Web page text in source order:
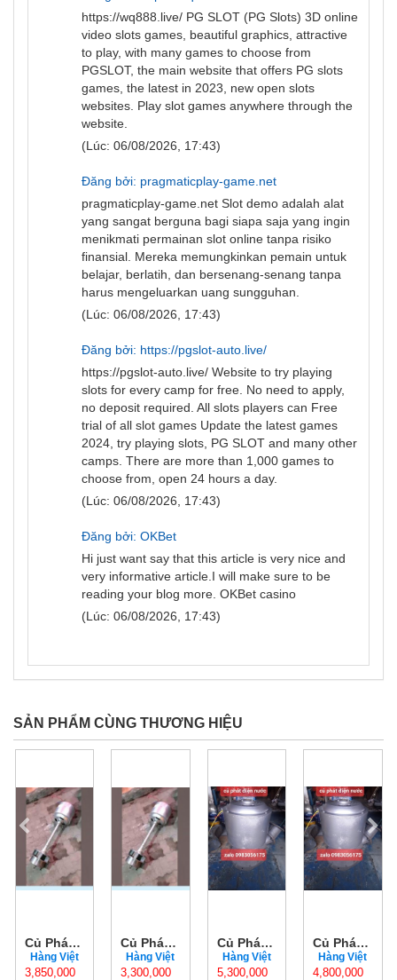
https://wq888.live/ PG SLOT (PG Slots) 3D online
video slots games, beautiful graphics, attractive
to play, with many games to choose from
PGSLOT, the main website that offers PG slots
games, the latest in 2023, new open slots
websites. Play slot games anywhere through the
website.
(Lúc: 06/08/2026, 17:43)
Đăng bởi: pragmaticplay-game.net
pragmaticplay-game.net Slot demo adalah alat
yang sangat berguna bagi siapa saja yang ingin
menikmati permainan slot online tanpa risiko
finansial. Mereka memungkinkan pemain untuk
belajar, berlatih, dan bersenang-senang tanpa
harus mengeluarkan uang sungguhan.
(Lúc: 06/08/2026, 17:43)
Đăng bởi: https://pgslot-auto.live/
https://pgslot-auto.live/ Website to try playing
slots for every camp for free. No need to apply,
no deposit required. All slots players can Free
trial of all slot games Update the latest games
2024, try playing slots, PG SLOT and many other
camps. There are more than 1,000 games to
choose from, open 24 hours a day.
(Lúc: 06/08/2026, 17:43)
Đăng bởi: OKBet
Hi just want say that this article is very nice and
very informative article.I will make sure to be
reading your blog more. OKBet casino
(Lúc: 06/08/2026, 17:43)
SẢN PHẨM CÙNG THƯƠNG HIỆU
Củ Phát Điện Nước Đứng 2KW Chính Hãng Giá Tốt
Hàng Việt
Nam
3,850,000
Củ Phát Điện Nước Đứng 1.5KW Chính Hãng Giá Tốt
Hàng Việt
Nam
3,300,000
Củ Phát Điện Nước Ngồi 5KW Chính Hãng Giá Tốt
Hàng Việt
Nam
5,300,000
Củ Phát Điện Nước Ngồi 4KW Chính Hãng Giá Tốt
Hàng Việt
Nam
4,800,000